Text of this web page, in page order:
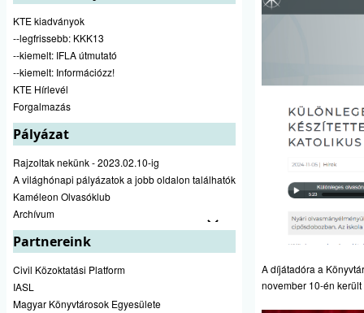
KTE kiadványok
--legfrissebb: KKK13
--kiemelt: IFLA útmutató
--kiemelt: Információzz!
KTE Hírlevél
Forgalmazás
Pályázat
Rajzoltak nekünk - 2023.02.10-ig
A világhónapi pályázatok a jobb oldalon találhatók
Kaméleon Olvasóklub
Archívum
Partnereink
Civil Közoktatási Platform
IASL
Magyar Könyvtárosok Egyesülete
A díjátadóra a
november 10-én került